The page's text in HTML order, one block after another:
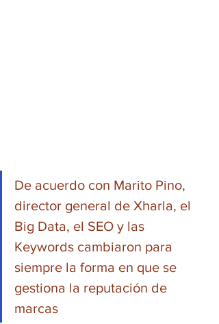
De acuerdo con Marito Pino,
director general de Xharla, el
Big Data, el SEO y las
Keywords cambiaron para
siempre la forma en que se
gestiona la reputación de
marcas